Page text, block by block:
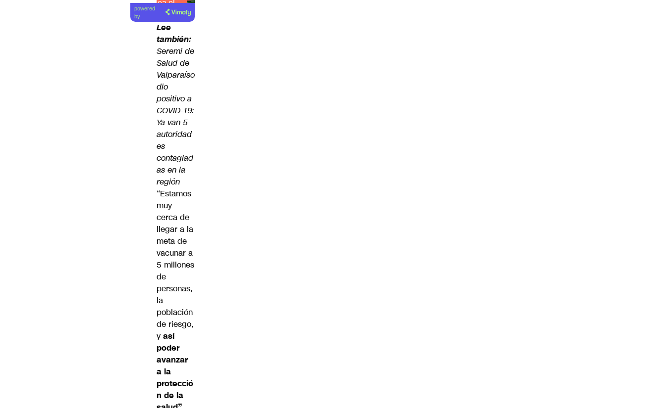
Lea el
artículo
powered
by
Lee
también:
Seremi de
Salud de
Valparaíso
dio
positivo a
COVID-19:
Ya van 5
autoridad
es
contagiad
as en la
región
“Estamos
muy
cerca de
llegar a la
meta de
vacunar a
5 millones
de
personas,
la
población
de riesgo,
y así
poder
avanzar
a la
protecció
n de la